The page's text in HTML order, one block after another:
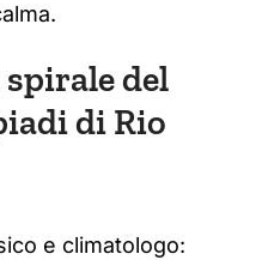
del
di Rio
e climatologo: